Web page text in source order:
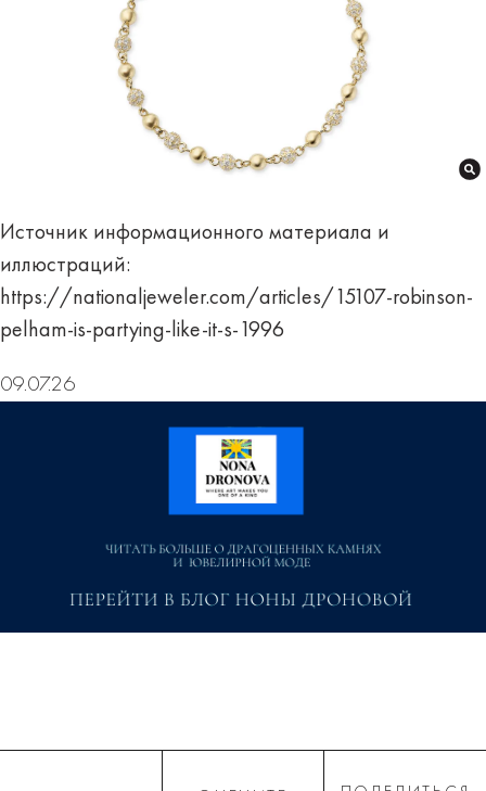
Источник информационного материала и
иллюстраций:
https://nationaljeweler.com/articles/15107-robinson-
pelham-is-partying-like-it-s-1996
09.07.26